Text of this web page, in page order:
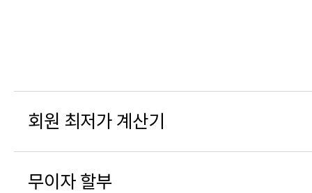
회원 최저가 계산기
무이자 할부